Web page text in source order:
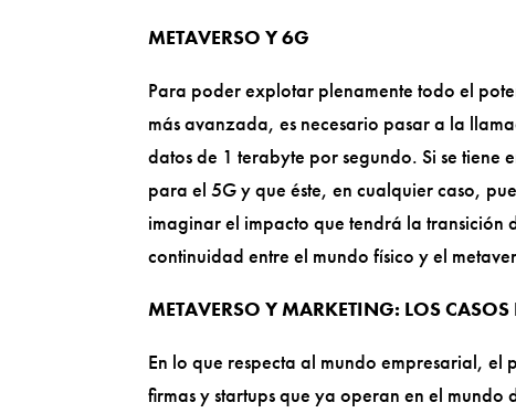
METAVERSO Y 6G
Para poder explotar plenamente todo el
más avanzada, es necesario pasar a la
datos de 1 terabyte por segundo. Si se
para el 5G y que éste, en cualquier caso,
imaginar el impacto que tendrá la
continuidad entre el mundo físico y el
METAVERSO Y MARKETING: LOS
En lo que respecta al mundo empresarial,
firmas y startups que ya operan en el